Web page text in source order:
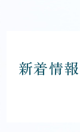
新着情報